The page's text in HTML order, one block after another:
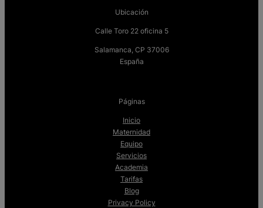
Ubicación
Calle Toro 22 oficina 5
Salamanca, CP 37006
España
Páginas
Inicio
Maternidad
Equipo
Servicios
Academia
Tarifas
Blog
Privacy Policy